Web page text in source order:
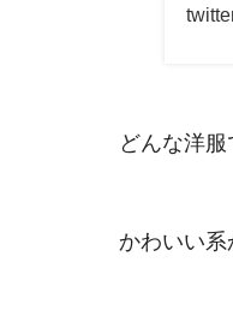
どんな洋
かわいい系